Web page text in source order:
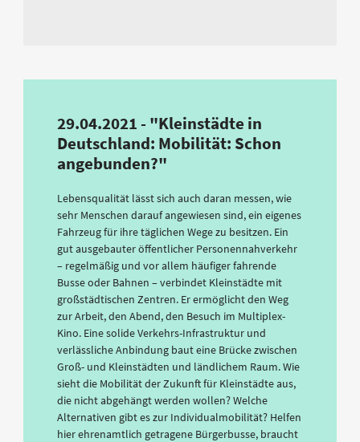
29.04.2021 - "Kleinstädte in
Deutschland: Mobilität: Schon
angebunden?"
Lebensqualität lässt sich auch daran messen, wie
sehr Menschen darauf angewiesen sind, ein eigenes
Fahrzeug für ihre täglichen Wege zu besitzen. Ein
gut ausgebauter öffentlicher Personennahverkehr
– regelmäßig und vor allem häufiger fahrende
Busse oder Bahnen – verbindet Kleinstädte mit
großstädtischen Zentren. Er ermöglicht den Weg
zur Arbeit, den Abend, den Besuch im Multiplex-
Kino. Eine solide Verkehrs-Infrastruktur und
verlässliche Anbindung baut eine Brücke zwischen
Groß- und Kleinstädten und ländlichem Raum. Wie
sieht die Mobilität der Zukunft für Kleinstädte aus,
die nicht abgehängt werden wollen? Welche
Alternativen gibt es zur Individualmobilität? Helfen
hier ehrenamtlich getragene Bürgerbusse, braucht